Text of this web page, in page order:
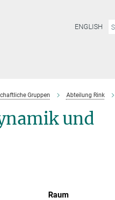
ENGLISH
Gruppen Abteilung Rink
und
Raum